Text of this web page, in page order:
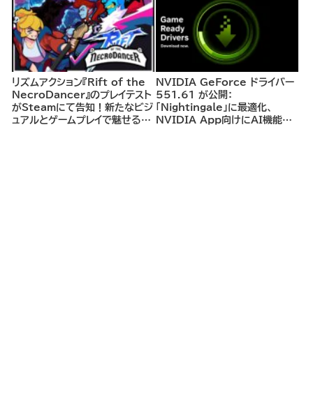
リズムアクション『Rift of the
NecroDancer』のプレイテスト
がSteamにて告知！新たなビジ
ュアルとゲームプレイで魅せるリ
NVIDIA GeForce ドライバー
551.61 が公開：
「Nightingale」に最適化、
NVIDIA App向けにAI機能を